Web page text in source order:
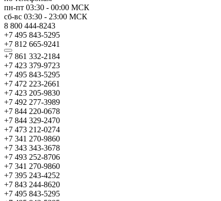
пн-пт 03:30 - 00:00 МСК
сб-вс 03:30 - 23:00 МСК
8 800 444-8243
+7 495 843-5295
+7 812 665-9241
+7 861 332-2184
+7 423 379-9723
+7 495 843-5295
+7 472 223-2661
+7 423 205-9830
+7 492 277-3989
+7 844 220-0678
+7 844 329-2470
+7 473 212-0274
+7 341 270-9860
+7 343 343-3678
+7 493 252-8706
+7 341 270-9860
+7 395 243-4252
+7 843 244-8620
+7 495 843-5295